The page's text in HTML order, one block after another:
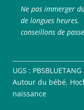
Ne pas immerger
de longues heures.
conseillons de
UGS : PBSBLUETANG
Autour du bébé,
naissance